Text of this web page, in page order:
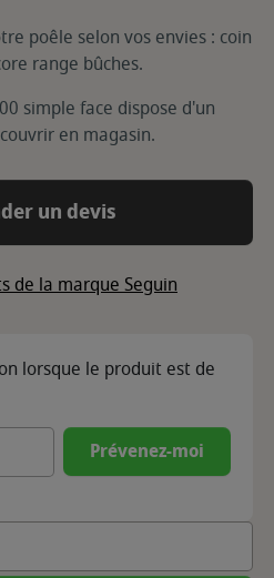
poêle selon vos envies : coin
range bûches.
simple face dispose d'un
en magasin.
un devis
de la marque Seguin
lorsque le produit est de
Prévenez-moi